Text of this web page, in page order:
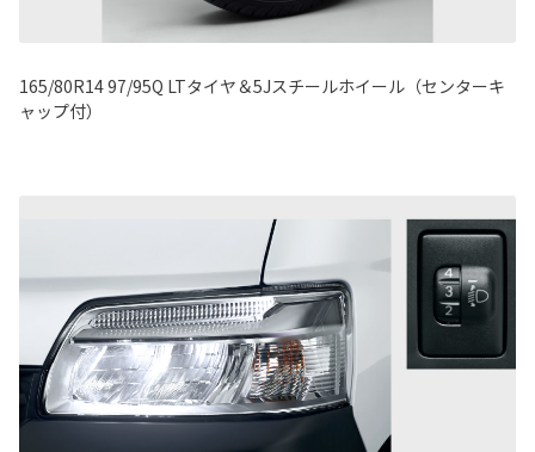
165/80R14 97/95Q LTタイヤ＆5Jスチールホイール（センターキ
ャップ付）